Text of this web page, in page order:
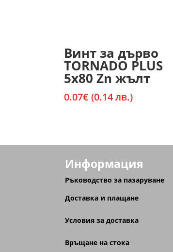
Винт за дърво
TORNADO PLUS
5х80 Zn жълт
0.07€ (0.14 лв.)
Информация
Ръководство за пазаруване
Доставка и плащане
Условия за доставка
Връщане на стока